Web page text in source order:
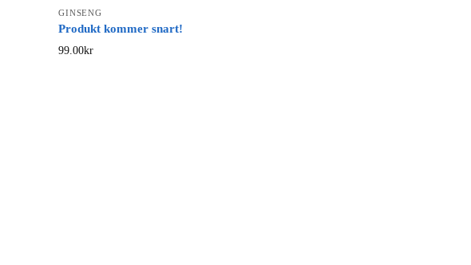
GINSENG
Produkt kommer snart!
99.00kr